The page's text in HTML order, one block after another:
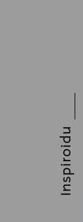
Inspiroidu